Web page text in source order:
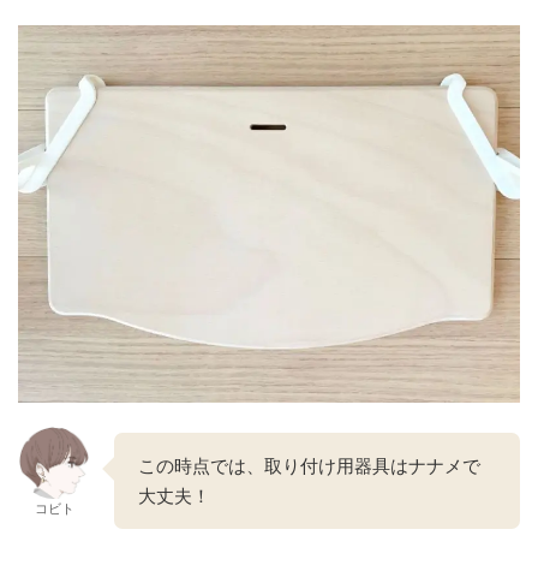
コビト
この時点では、取り付け用器具はナナメで
大丈夫！